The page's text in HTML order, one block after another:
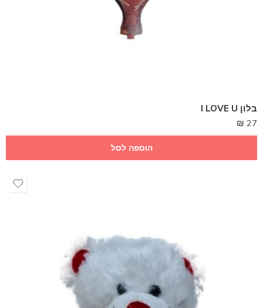
בלון I LOVE U
27
₪
הוספה לסל